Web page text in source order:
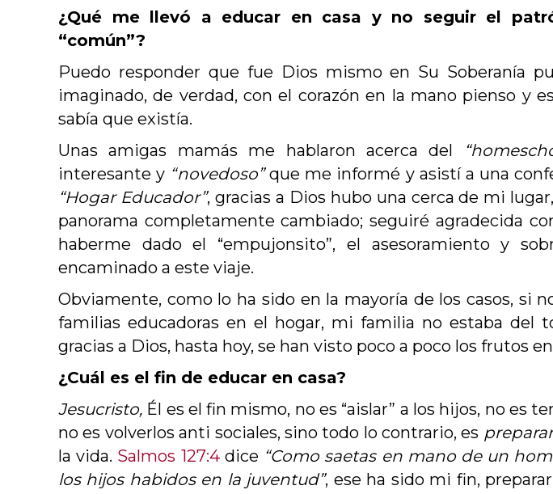
¿Qué me llevó a educar en casa y no seguir el
“común”?
Puedo responder que fue Dios mismo en Su Soberanía
imaginado, de verdad, con el corazón en la mano pienso y
sabía que existía.
Unas amigas mamás me hablaron acerca del
interesante y “novedoso”que me informé y asistí a una
“Hogar Educador”, gracias a Dios hubo una cerca de mi
panorama completamente cambiado; seguiré agradecida
haberme dado el “empujonsito”, el asesoramiento y
encaminado a este viaje.
Obviamente, como lo ha sido en la mayoría de los casos, si
familias educadoras en el hogar, mi familia no estaba del
gracias a Dios, hasta hoy, se han visto poco a poco los frutos
¿Cuál es el fin de educar en casa?
Jesucristo, Él es el fin mismo, no es “aislar” a los hijos, no es
no es volverlos anti sociales, sino todo lo contrario, es
la vida. Salmos 127:4dice “Como saetas en mano de un
los hijos habidos en la juventud”, ese ha sido mi fin,
todos, sino salvación para los que
creen. Para los demás es una
sentencia de muerte.
como si estuvieran poseídos por
demonios! Son como
caminando, tentando a tus ojos.